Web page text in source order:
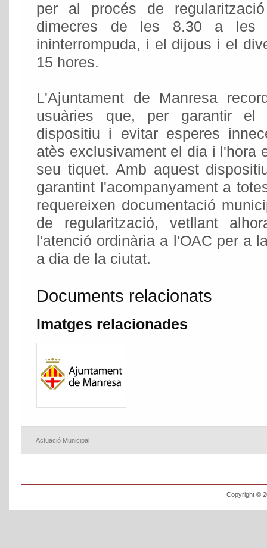
per al procés de
dimecres de les 8.30 a les
ininterrompuda, i el dijous i el
15 hores.
L'Ajuntament de Manresa
usuàries que, per garantir el
dispositiu i evitar esperes
atès exclusivament el dia i l'hora
seu tiquet. Amb aquest
garantint l'acompanyament a
requereixen documentació
de regularització, vetllant
l'atenció ordinària a l'OAC per a
a dia de la ciutat.
Documents relacionats
Imatges relacionades
Actuació Municipal
Copyright ©